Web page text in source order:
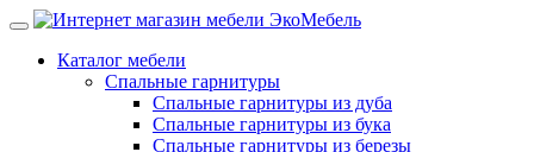
Каталог мебели
Спальные гарнитуры
Спальные гарнитуры из дуба
Спальные гарнитуры из бука
Спальные гарнитуры из березы